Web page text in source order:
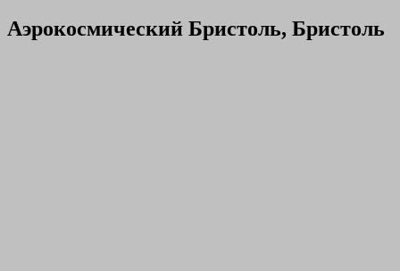
Аэрокосмический Бристоль, Бристоль